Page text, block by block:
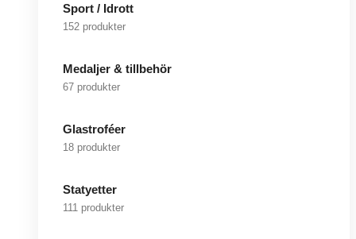
Sport / Idrott
152 produkter
Medaljer & tillbehör
67 produkter
Glastroféer
18 produkter
Statyetter
111 produkter